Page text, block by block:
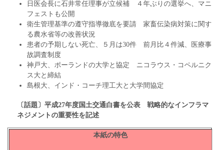
日医会長に石井常任理事が立候補 ４年ぶりの選挙へ、マニ
フェストも公開
衛生管理基準の遵守指導徹底を要請 家畜伝染病対策に関す
る農水省等の改善状況
患者の予期しない死亡、５月は30件 前月比４件減、医療事
故調査制度
神戸大、ポーランドの大学と協定 ニコラウス・コペルニク
ス大と締結
島根大、インド・コーチ理工大と大学間協定
〔話題〕平成27年度国土交通白書を公表 戦略的なインフラマ
ネジメントの重要性を記述
本紙の特色